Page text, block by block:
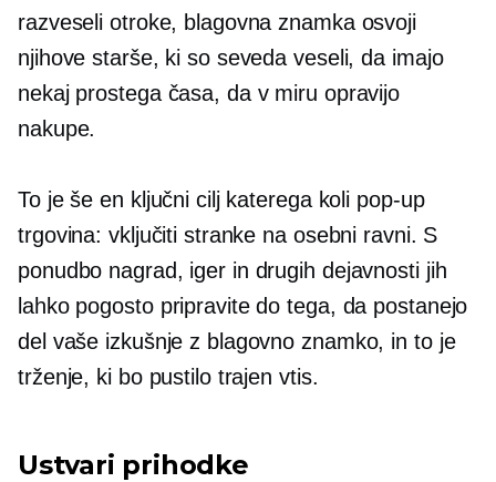
razveseli otroke, blagovna znamka osvoji
njihove starše, ki so seveda veseli, da imajo
nekaj prostega časa, da v miru opravijo
nakupe.
To je še en ključni cilj katerega koli pop-up
trgovina: vključiti stranke na osebni ravni. S
ponudbo nagrad, iger in drugih dejavnosti jih
lahko pogosto pripravite do tega, da postanejo
del vaše izkušnje z blagovno znamko, in to je
trženje, ki bo pustilo trajen vtis.
Ustvari prihodke